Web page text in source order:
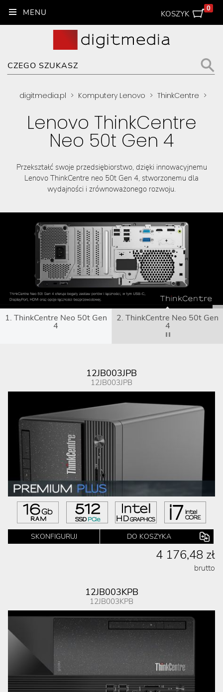
KOSZYK
0
digitmedia.pl > Komputery Lenovo > ThinkCentre >
Lenovo ThinkCentre
Neo 50t Gen 4
Przekształć swoje przedsiębiorstwo, dzięki innowacyjnemu
Lenovo ThinkCentre neo 50t Gen 4, stworzonemu dla
wydajności i zrównoważonego rozwoju.
1. ThinkCentre Neo 50t Gen
4
2. ThinkCentre Neo 50t Gen
4
12JB003JPB
12JB003JPB
SKONFIGURUJ DO KOSZYKA
4 176,48 zł
brutto
12JB003KPB
12JB003KPB